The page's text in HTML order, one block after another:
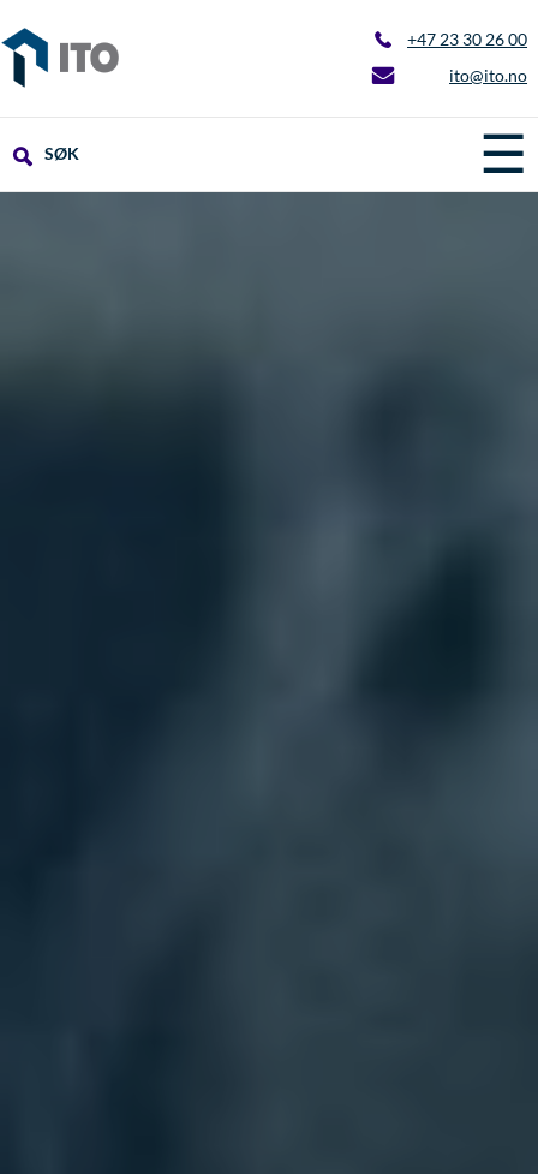
+47 23 30 26 00
ito@ito.no
☰
SØK